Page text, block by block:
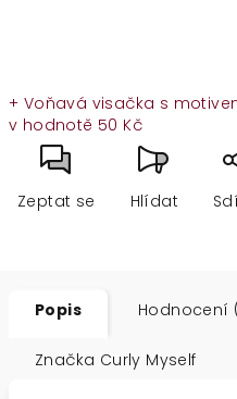
+ Voňavá visačka s
v hodnotě 50 Kč
Zeptat se Hlídat
Popis Hodnocení
Značka Curly Myself